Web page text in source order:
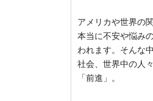
アメリカや世界の
本当に不安や悩み
われます。そんな
社会、世界中の人
「前進」。